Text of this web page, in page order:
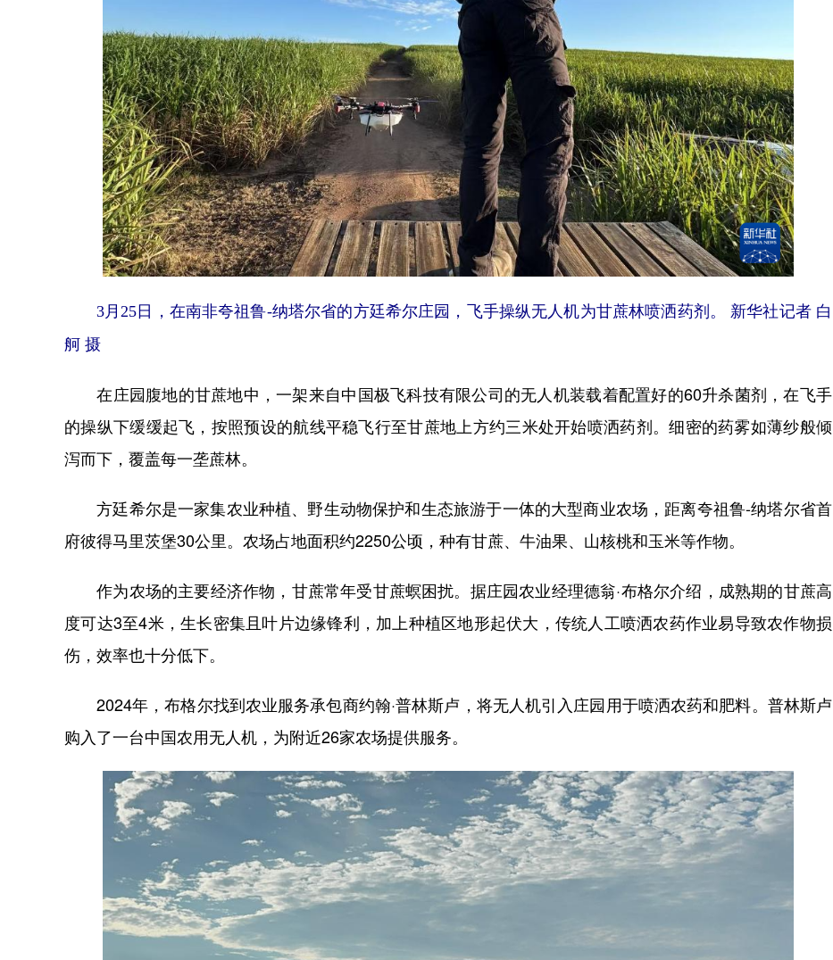
3月25日，在南非夸祖鲁-纳塔尔省的方廷希尔庄园，飞手操纵无人机为甘蔗林喷洒药剂。 新华社记者 白
舸 摄
在庄园腹地的甘蔗地中，一架来自中国极飞科技有限公司的无人机装载着配置好的60升杀菌剂，在飞手
的操纵下缓缓起飞，按照预设的航线平稳飞行至甘蔗地上方约三米处开始喷洒药剂。细密的药雾如薄纱般倾
泻而下，覆盖每一垄蔗林。
方廷希尔是一家集农业种植、野生动物保护和生态旅游于一体的大型商业农场，距离夸祖鲁-纳塔尔省首
府彼得马里茨堡30公里。农场占地面积约2250公顷，种有甘蔗、牛油果、山核桃和玉米等作物。
作为农场的主要经济作物，甘蔗常年受甘蔗螟困扰。据庄园农业经理德翁·布格尔介绍，成熟期的甘蔗高
度可达3至4米，生长密集且叶片边缘锋利，加上种植区地形起伏大，传统人工喷洒农药作业易导致农作物损
伤，效率也十分低下。
2024年，布格尔找到农业服务承包商约翰·普林斯卢，将无人机引入庄园用于喷洒农药和肥料。普林斯卢
购入了一台中国农用无人机，为附近26家农场提供服务。